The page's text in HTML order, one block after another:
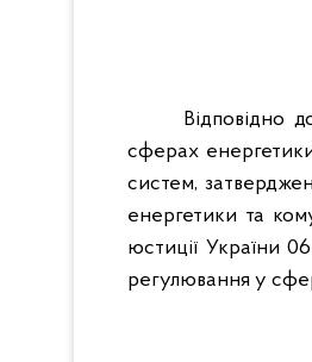
Відповідно
сферах
систем,
енергетики та
юстиції України
регулювання у